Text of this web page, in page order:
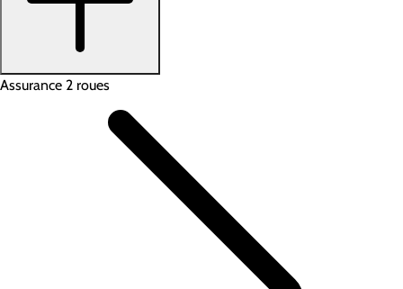
Assurance 2 roues